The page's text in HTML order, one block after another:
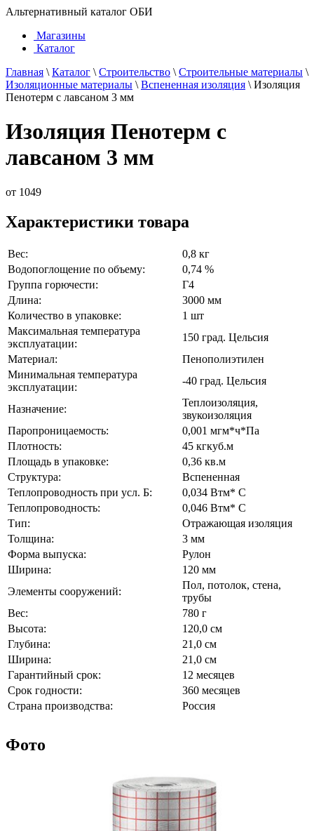
Альтернативный каталог ОБИ
Магазины
Каталог
Главная \ Каталог \ Строительство \ Строительные материалы \
Изоляционные материалы \ Вспененная изоляция \ Изоляция
Пенотерм с лавсаном 3 мм
Изоляция Пенотерм с
лавсаном 3 мм
от 1049
Характеристики товара
Вес:
0,8 кг
Водопоглощение по объему:
0,74 %
Группа горючести:
Г4
Длина:
3000 мм
Количество в упаковке:
1 шт
Максимальная температура
эксплуатации:
150 град. Цельсия
Материал:
Пенополиэтилен
Минимальная температура
эксплуатации:
-40 град. Цельсия
Назначение:
Теплоизоляция,
звукоизоляция
Паропроницаемость:
0,001 мгм*ч*Па
Плотность:
45 кгкуб.м
Площадь в упаковке:
0,36 кв.м
Структура:
Вспененная
Теплопроводность при усл. Б:
0,034 Втм* C
Теплопроводность:
0,046 Втм* C
Тип:
Отражающая изоляция
Толщина:
3 мм
Форма выпуска:
Рулон
Ширина:
120 мм
Элементы сооружений:
Пол, потолок, стена,
трубы
Вес:
780 г
Высота:
120,0 см
Глубина:
21,0 см
Ширина:
21,0 см
Гарантийный срок:
12 месяцев
Срок годности:
360 месяцев
Страна производства:
Россия
Фото